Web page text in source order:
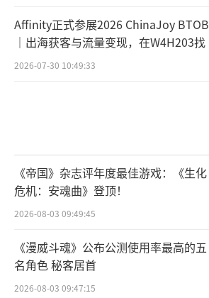
Affinity正式参展2026 ChinaJoy BTOB
｜出海获客与流量变现，在W4H203找
2026-07-30 10:49:33
《帝国》杂志评年度最佳游戏：《生化
危机：安魂曲》登顶！
2026-08-03 09:49:45
《漫威斗魂》公布公测使用率最高的五
名角色 秘客居首
2026-08-03 09:47:15